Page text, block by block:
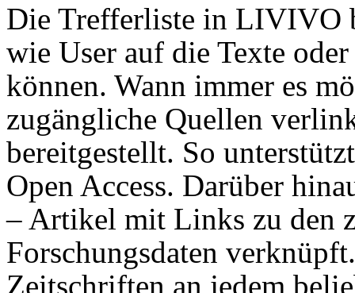
Die Trefferliste in LIVIVO
wie User auf die Texte
können. Wann immer es
zugängliche Quellen
bereitgestellt. So
Open Access. Darüber
– Artikel mit Links zu den
Forschungsdaten
Zeitschriften an jedem